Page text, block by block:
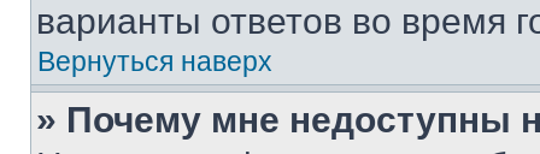
варианты ответов во время
Вернуться наверх
» Почему мне недоступны